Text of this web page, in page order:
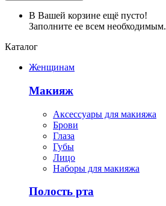
В Вашей корзине ещё пусто!
Заполните ее всем необходимым.
Каталог
Женщинам
Макияж
Аксессуары для макияжа
Брови
Глаза
Губы
Лицо
Наборы для макияжа
Полость рта